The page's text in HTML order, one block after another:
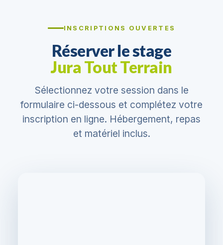
INSCRIPTIONS OUVERTES
Réserver le stage
Jura Tout Terrain
Sélectionnez votre session dans le
formulaire ci-dessous et complétez votre
inscription en ligne. Hébergement, repas
et matériel inclus.